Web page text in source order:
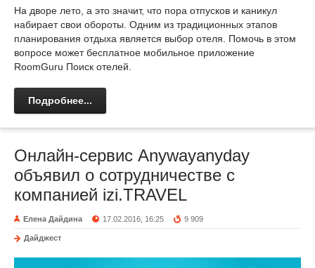
На дворе лето, а это значит, что пора отпусков и каникул
набирает свои обороты. Одним из традиционных этапов
планирования отдыха является выбор отеля. Помочь в этом
вопросе может бесплатное мобильное приложение
RoomGuru Поиск отелей.
Подробнее...
Онлайн-сервис Anywayanyday
объявил о сотрудничестве с
компанией izi.TRAVEL
Елена Дайдина 17.02.2016, 16:25 9 909
Дайджест